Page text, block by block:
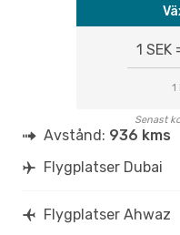
1 SEK
1
Senast
Avstånd: 936 kms
Flygplatser Dubai
Flygplatser Ahwaz